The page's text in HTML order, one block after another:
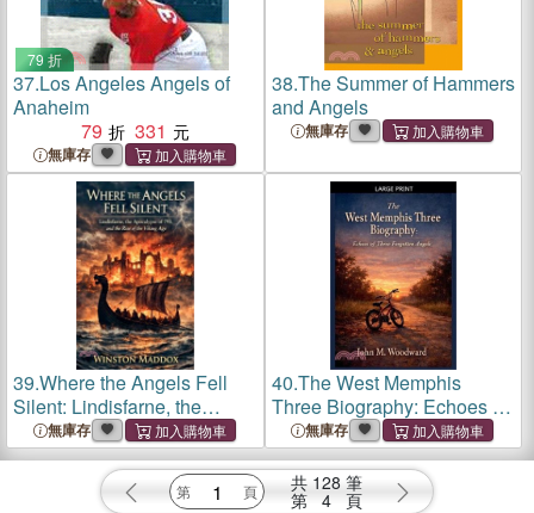
79 折
37.Los Angeles Angels of
Anaheim
79
331
無庫存
38.The Summer of Hammers
and Angels
無庫存
39.Where the Angels Fell
Silent: Lindisfarne, the
Apocalypse of 793, and the
Rise of the Viking Age
無庫存
40.The West Memphis
Three Biography: Echoes of
Three Forgotten Angels
無庫存
共 128 筆
第 4 頁